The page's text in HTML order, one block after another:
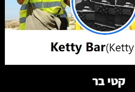
קרא עוד
קטי בר